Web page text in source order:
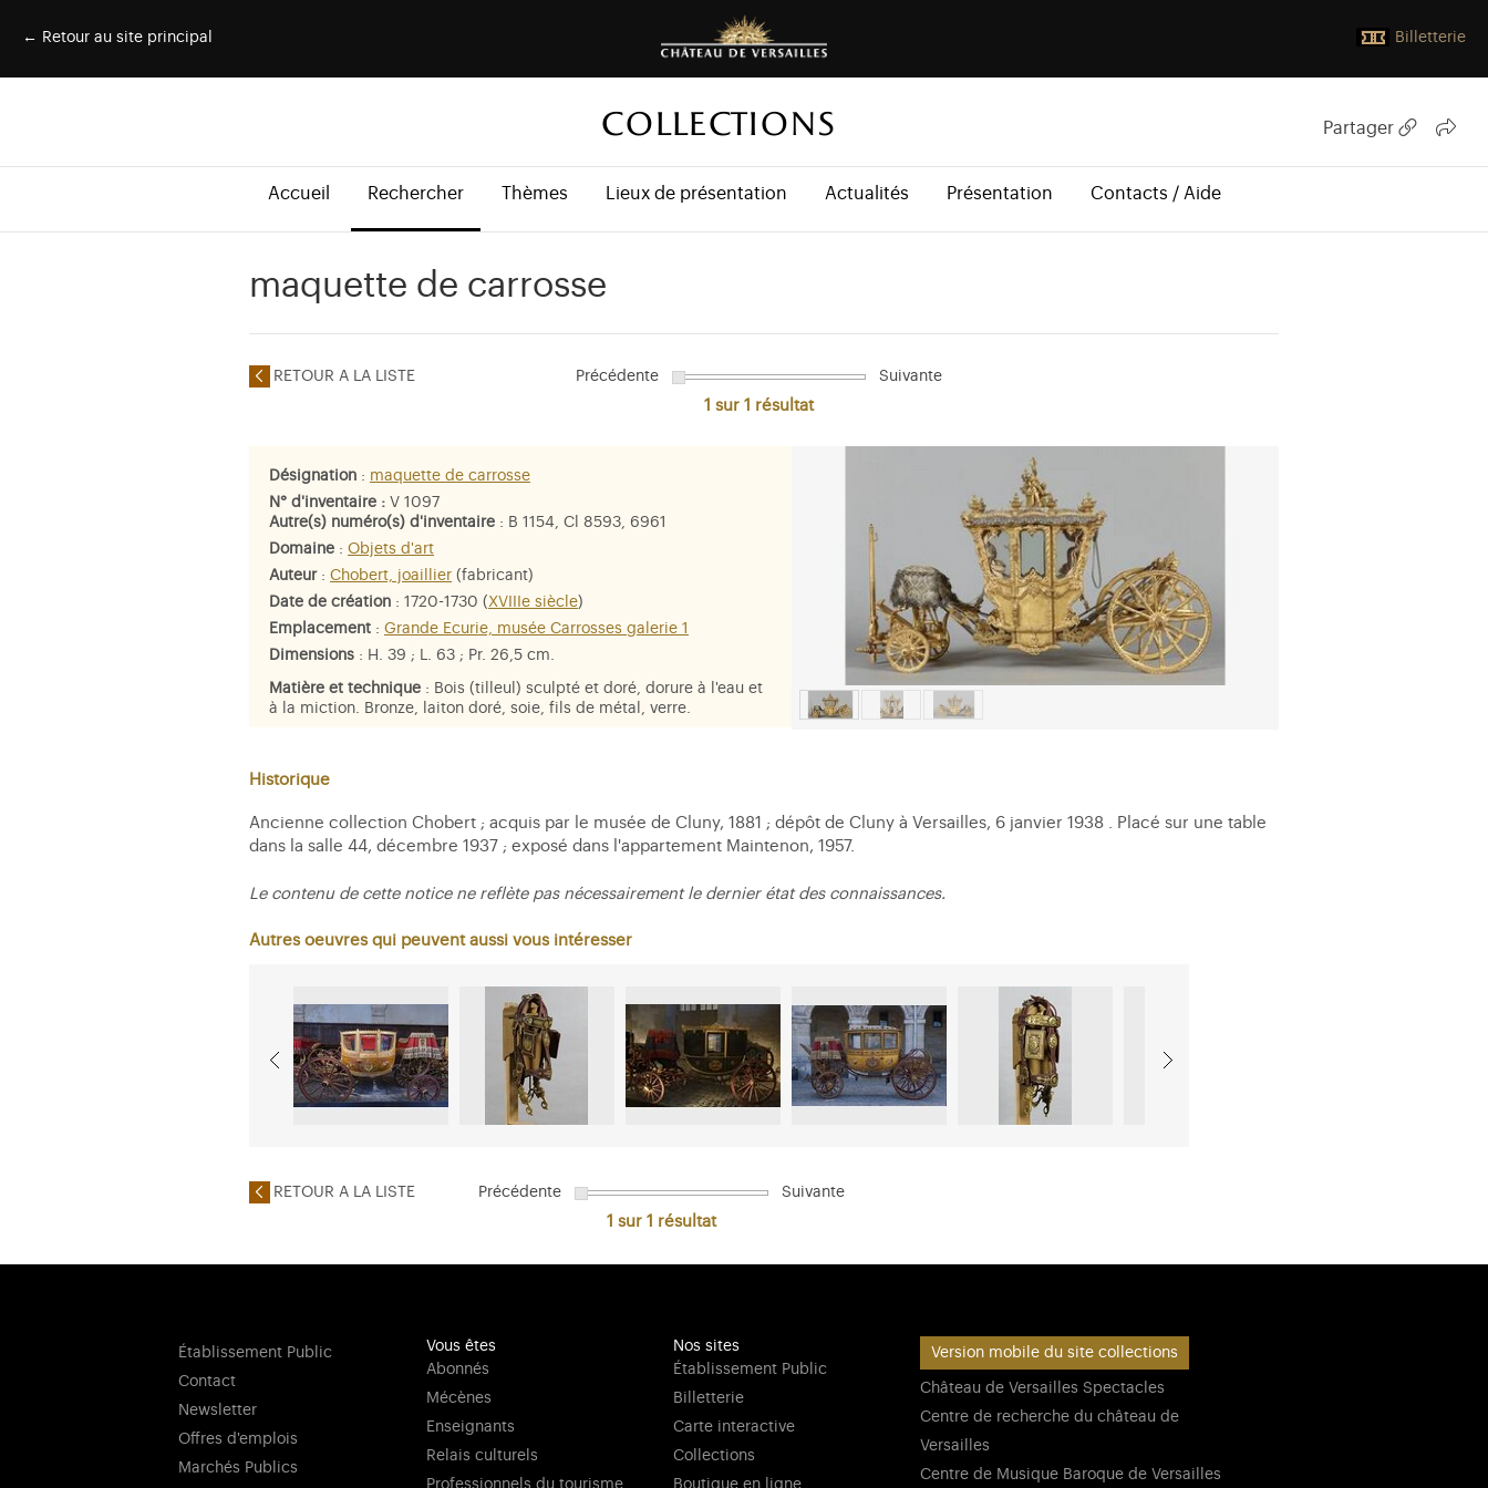
Billetterie
← Retour au site principal
COLLECTIONS Partager
Accueil Rechercher Thèmes Lieux de présentation Actualités Présentation Contacts / Aide
maquette de carrosse
RETOUR A LA LISTE Précédente Suivante
1 sur 1 résultat
Désignation : maquette de carrosse
N° d'inventaire : V 1097
Autre(s) numéro(s) d'inventaire : B 1154, Cl 8593, 6961
Domaine : Objets d'art
Auteur: Chobert, joaillier (fabricant)
Date de création : 1720-1730 ( XVIIIe siècle)
Emplacement : Grande Ecurie, musée Carrosses galerie 1
Dimensions : H. 39 ; L. 63 ; Pr. 26,5 cm.
Matière et technique : Bois (tilleul) sculpté et doré, dorure à l'eau et
à la miction. Bronze, laiton doré, soie, fils de métal, verre.
Historique
Ancienne collection Chobert ; acquis par le musée de Cluny, 1881 ; dépôt de Cluny à Versailles, 6 janvier 1938 . Placé sur une table
dans la salle 44, décembre 1937 ; exposé dans l'appartement Maintenon, 1957.
Le contenu de cette notice ne reflète pas nécessairement le dernier état des connaissances.
Autres oeuvres qui peuvent aussi vous intéresser
RETOUR A LA LISTE Précédente Suivante
1 sur 1 résultat
Établissement Public
Contact
Newsletter
Offres d'emplois
Marchés Publics
Vous êtes
Abonnés
Mécènes
Enseignants
Relais culturels
Professionnels du tourisme
Nos sites
Établissement Public
Billetterie
Carte interactive
Collections
Boutique en ligne
Version mobile du site collections
Château de Versailles Spectacles
Centre de recherche du château de
Versailles
Centre de Musique Baroque de Versailles